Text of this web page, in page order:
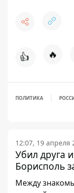
👍 🔥
ПОЛИТИКА
12:07, 19 апреля
Убил друга
Борисполь
Между